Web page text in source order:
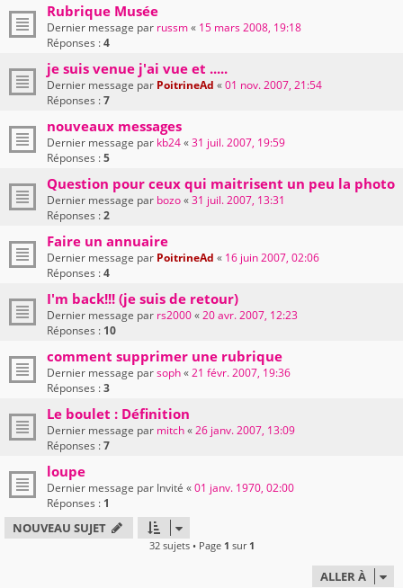
Rubrique Musée
Dernier message par russm« 15 mars 2008, 19:18
Réponses :4
je suis venue j'ai vue et .....
Dernier message par PoitrineAd «01 nov. 2007, 21:54
Réponses :7
nouveaux messages
Dernier message par kb24«31 juil. 2007, 19:59
Réponses :5
Question pour ceux qui maitrisent un peu la photo
Dernier message par bozo«31 juil. 2007, 13:31
Réponses :2
Faire un annuaire
Dernier message par PoitrineAd « 16 juin 2007, 02:06
Réponses :4
I'm back!!! (je suis de retour)
Dernier message par rs2000«20 avr. 2007, 12:23
Réponses : 10
comment supprimer une rubrique
Dernier message parsoph«21 févr. 2007, 19:36
Réponses :3
Le boulet : Définition
Dernier message par mitch«26 janv. 2007, 13:09
Réponses :7
loupe
Dernier message par Invité «01 janv. 1970, 02:00
Réponses : 1
NOUVEAU SUJET
32 sujets • Page 1 sur 1
ALLER À